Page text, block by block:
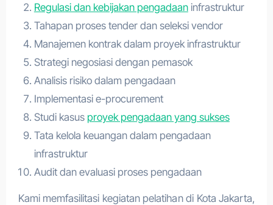
Regulasi dan kebijakan pengadaaninfrastruktur
Tahapan proses tender dan seleksi vendor
Manajemen kontrak dalam proyek infrastruktur
Strategi negosiasi dengan pemasok
Analisis risiko dalam pengadaan
Implementasi e-procurement
Studi kasus proyek pengadaan yang sukses
Tata kelola keuangan dalam pengadaan
infrastruktur
Audit dan evaluasi proses pengadaan
Kami memfasilitasi kegiatan pelatihan di Kota Jakarta,